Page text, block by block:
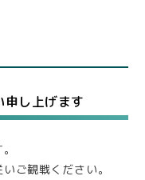
し上げます
ご観戦ください。